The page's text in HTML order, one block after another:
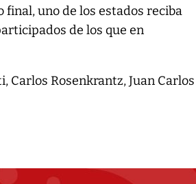
final, uno de los estados reciba
de los que en
Carlos Rosenkrantz, Juan Carlos